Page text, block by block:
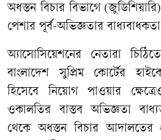
অধস্তন বিচার বিভাগে
পেশার পূর্ব-অভিজ্ঞতার
অ্যাসোসিয়েশনের নেতারা
বাংলাদেশ সুপ্রিম কোর্টের
হিসেবে নিয়োগ পাওয়ার
ওকালতির বাস্তব অভিজ্ঞতা
থেকে অধস্তন বিচার আদালতের